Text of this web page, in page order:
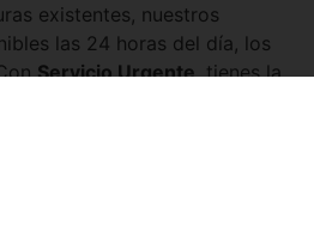
existentes, nuestros
las 24 horas del día, los
Servicio Urgente, tienes la